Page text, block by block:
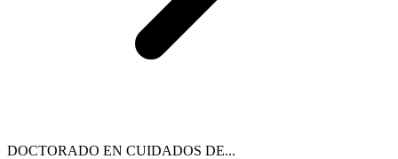
DOCTORADO EN CUIDADOS DE...